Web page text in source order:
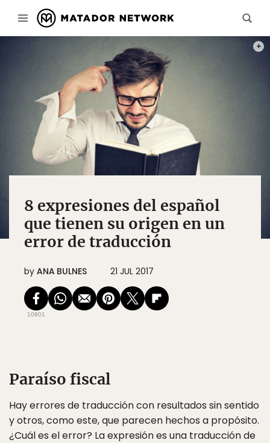
FOTO:
8 expresiones del español
que tienen su origen en un
error de traducción
by ANA BULNES 21 JUL 2017
10801
Paraíso fiscal
Hay errores de traducción con resultados sin sentido
y otros, como este, que parecen hechos a propósito.
¿Cuál es el error? La expresión es una traducción de